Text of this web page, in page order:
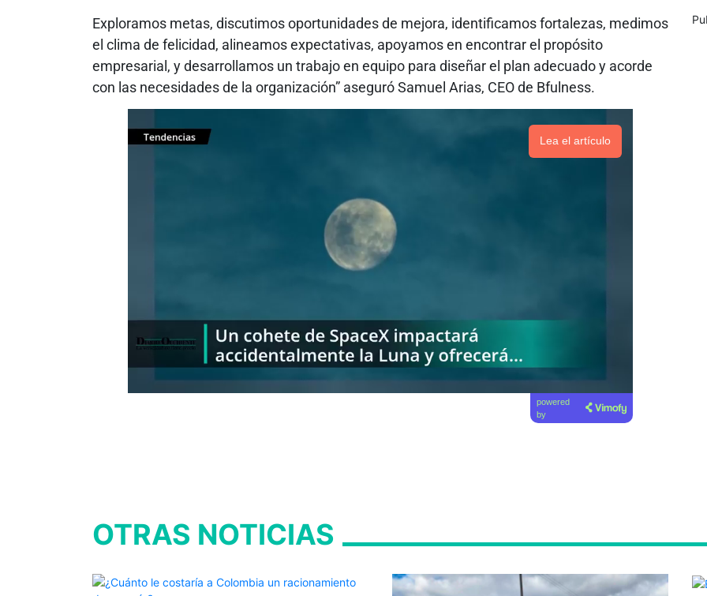
Exploramos metas, discutimos oportunidades de mejora, identificamos fortalezas, medimos
el clima de felicidad, alineamos expectativas, apoyamos en encontrar el propósito
empresarial, y desarrollamos un trabajo en equipo para diseñar el plan adecuado y acorde
con las necesidades de la organización” aseguró Samuel Arias, CEO de Bfulness.
Lea el artículo
powered
by
OTRAS NOTICIAS